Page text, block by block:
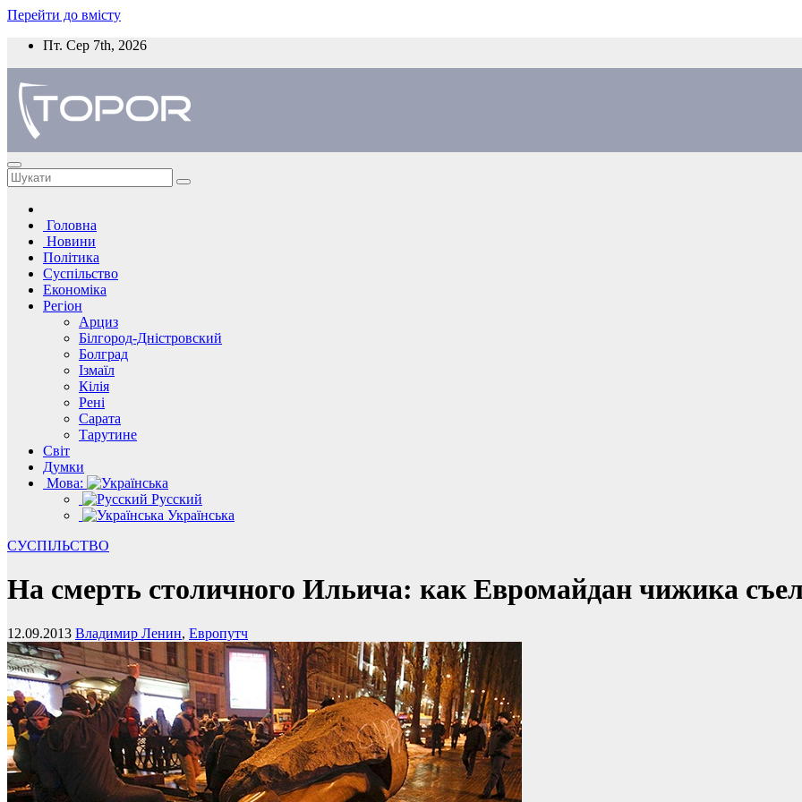
Перейти до вмісту
Пт. Сер 7th, 2026
Головна
Новини
Політика
Суспільство
Економіка
Регіон
Арциз
Білгород-Дністровский
Болград
Ізмаїл
Кілія
Рені
Сарата
Тарутине
Світ
Думки
Мова:
Русский
Українська
СУСПІЛЬСТВО
На смерть столичного Ильича: как Евромайдан чижика
12.09.2013 Владимир Ленин, Европутч